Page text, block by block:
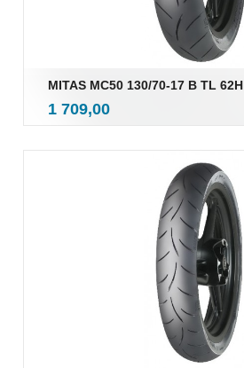
MITAS MC50 130/70-17 B TL 62H
Pris
1 709,00mva.